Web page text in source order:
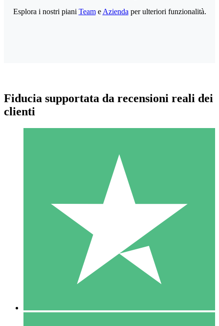
Pacchetti di Crediti Individuali
Paga a consumo con crediti di download. Nessun impegno
1 Download
10
US$1500
Esplora i nostri piani Teame Azienda per ulteriori funzionalità.
Fiducia supportata da recensioni reali dei
clienti